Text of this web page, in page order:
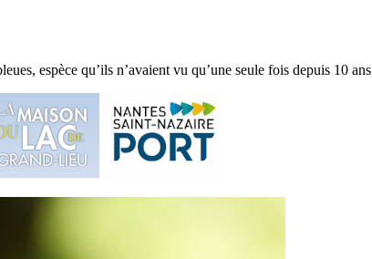
espèce qu’ils n’avaient vu qu’une seule fois depuis 10 ans